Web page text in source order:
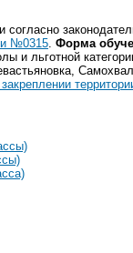
№0315. Форма
и льготной